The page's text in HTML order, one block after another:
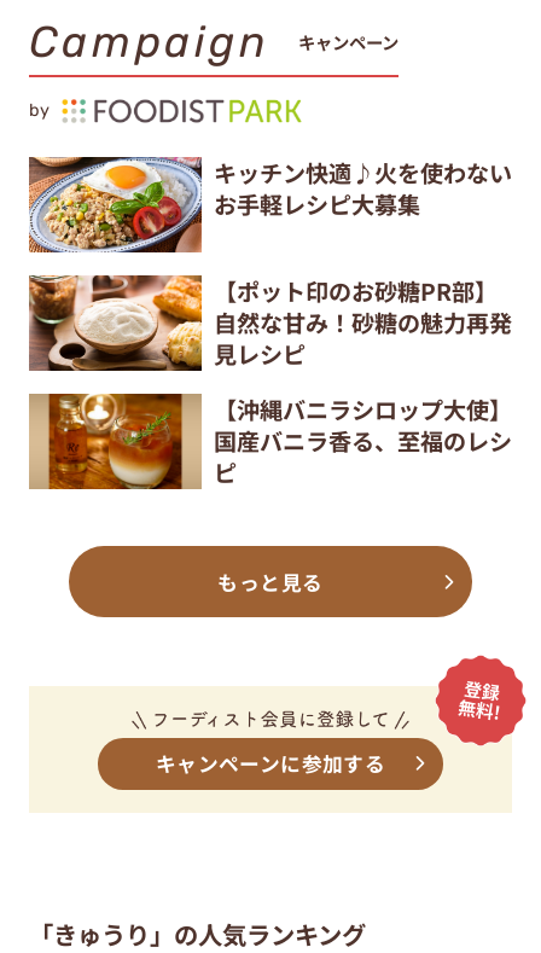
Campaign キャンペーン
by
キッチン快適♪火を使わない
お手軽レシピ大募集
【ポット印のお砂糖PR部】
自然な甘み！砂糖の魅力再発
見レシピ
【沖縄バニラシロップ大使】
国産バニラ香る、至福のレシ
ピ
もっと見る
キャンペーンに参加する
「きゅうり」の人気ランキング